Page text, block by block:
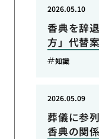
香典を辞
方」代替案
2026.05.10
知識
葬儀に参
香典の関係
2026.05.09